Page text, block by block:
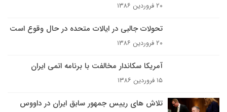
۲۰ فروردین ۱۳۸۶
تحولات جالبى در ايالات متحده در حال وقوع است
۲۰ فروردین ۱۳۸۶
آمریکا سکاندار مخالفت با برنامه اتمی ایران
۱۵ فروردین ۱۳۸۶
تلاش های رییس جمهور سابق ایران در داووس